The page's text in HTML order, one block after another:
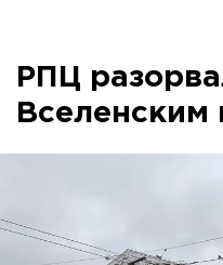
РПЦ
Вселенским